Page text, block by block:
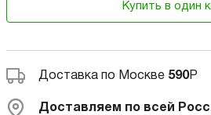
Купить в один
Доставка по Москве 590Р
Доставляем по всей